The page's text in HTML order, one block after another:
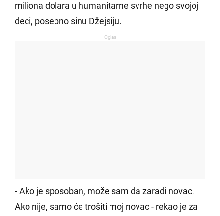
miliona dolara u humanitarne svrhe nego svojoj
deci, posebno sinu Džejsiju.
Oglas
- Ako je sposoban, može sam da zaradi novac.
Ako nije, samo će trošiti moj novac - rekao je za